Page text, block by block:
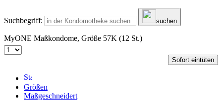
Suchbegriff: suchen
MyONE Maßkondome, Größe 57K (12 St.)
Sofort eintüten
Größen
Maßgeschneidert